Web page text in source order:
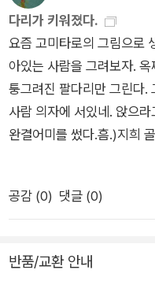
분홍색을 집어들고 머리카
는 호야가 머리카락이 하나
거부했었다. 하지만 옆에
니 고슴도치처럼 뽀족한
준모자색칠하고V파란모자
는 현준이, 더 많이 하고 싶
로 했다. 옆에서 지켜보던
수옆에서 지켜보던 현수,
한 표정인데 나름 귀엽다.
다리가 키워졌다.
요즘 고미타로의 그림으로
아있는 사람을 그려보자.
퉁그려진 팔다리만 그린다.
사람 의자에 서있네. 앉으
완결어미를 썼다.흠.)지희
히 고미 타로의 슥슥 그은
하트와 여자 사람이 주를 이
트를 그려대는건 혹시 애정
공감 (0) 댓글 (0)
반품/교환 안내